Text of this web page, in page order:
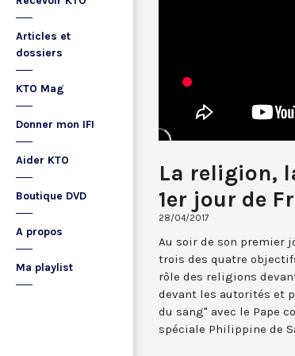
Articles et
dossiers
KTO Mag
Donner mon IFI
Aider KTO
Boutique DVD
A propos
Ma playlist
La religion,
1er jour de
28/04/2017
Au soir de son premier
trois des quatre
rôle des religions
devant les autorités et
du sang" avec le Pape
spéciale Philippine de